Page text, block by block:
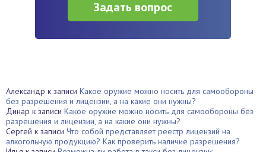
Задать вопрос
Александр к записи Какое оружие можно носить для самообороны
без разрешения и лицензии, а на какие они нужны?
Динар к записи Какое оружие можно носить для самообороны без
разрешения и лицензии, а на какие они нужны?
Сергей к записи Что собой представляет реестр лицензий на
алкогольную продукцию? Как проверить наличие разрешения?